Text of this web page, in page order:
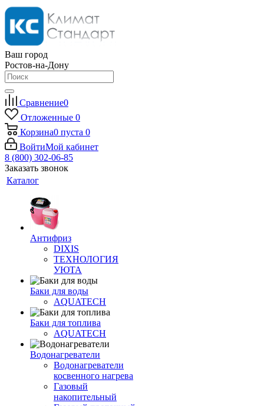
Ваш город
Ростов-на-Дону
Сравнение0
Отложенные 0
Корзина0 пуста 0
ВойтиМой кабинет
8 (800) 302-06-85
Заказать звонок
Каталог
Антифриз
DIXIS
ТЕХНОЛОГИЯ
УЮТА
Баки для воды
AQUATECH
Баки для топлива
AQUATECH
Водонагреватели
Водонагреватели
косвенного нагрева
Газовый
накопительный